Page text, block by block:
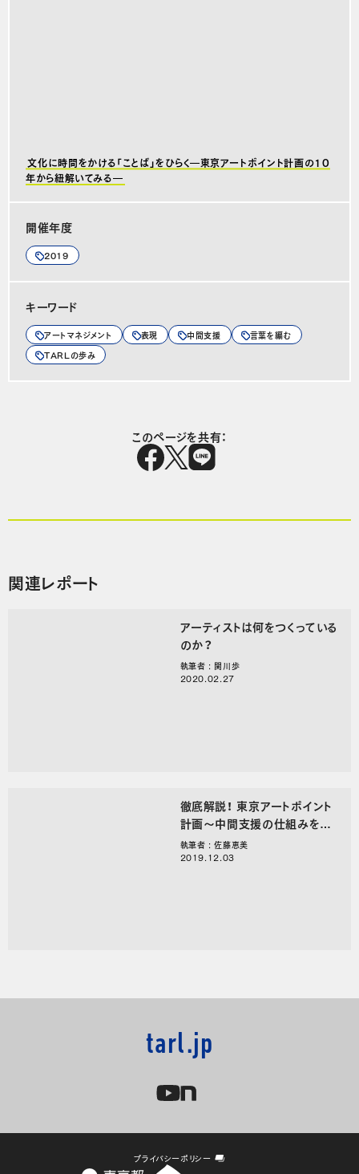
文化に時間をかける「ことば」をひらく―東京アートポイント計画の10
年から紐解いてみる―
開催年度
2019
キーワード
アートマネジメント 表現 中間支援
言葉を編む
TARLの歩み
このページを共有：
関連レポート
アーティストは何をつくっている
のか？
執筆者 : 関川歩
2020.02.27
徹底解説！ 東京アートポイント
計画～中間支援の仕組みを分
解する
執筆者 : 佐藤恵美
2019.12.03
tarl.jp
プライバシーポリシー